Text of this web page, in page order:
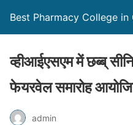
Best Pharmacy College in
व्हीआईएसएम में छब्ब्
फेयरवेल समारोह
admin